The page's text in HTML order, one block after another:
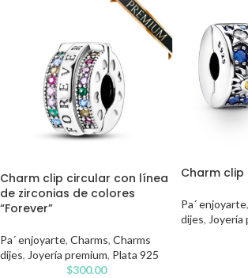
Charm clip circular con línea
de zirconias de colores
“Forever”
Pa´ enjoyarte, Charms, Charms
dijes, Joyería premium, Plata 925
$300.00
Charm
Pa´ enjoyarte,
dijes, Joyería